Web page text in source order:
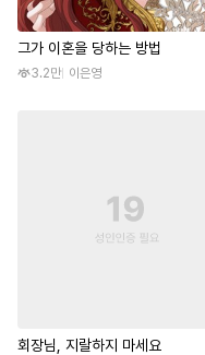
그가 이혼을 당하는 방법
3.2만 이은영
회장님, 지랄하지 마세요